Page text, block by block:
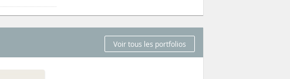
Voir tous les portfolios